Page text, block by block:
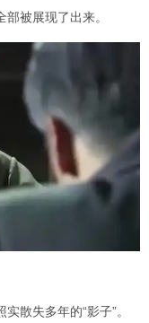
被展现了出来。
散失多年的“影子”。